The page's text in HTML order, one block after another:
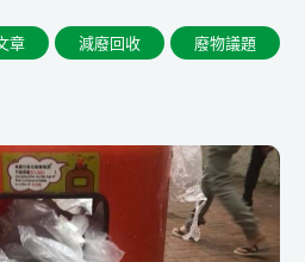
章 減廢回收 廢物議題